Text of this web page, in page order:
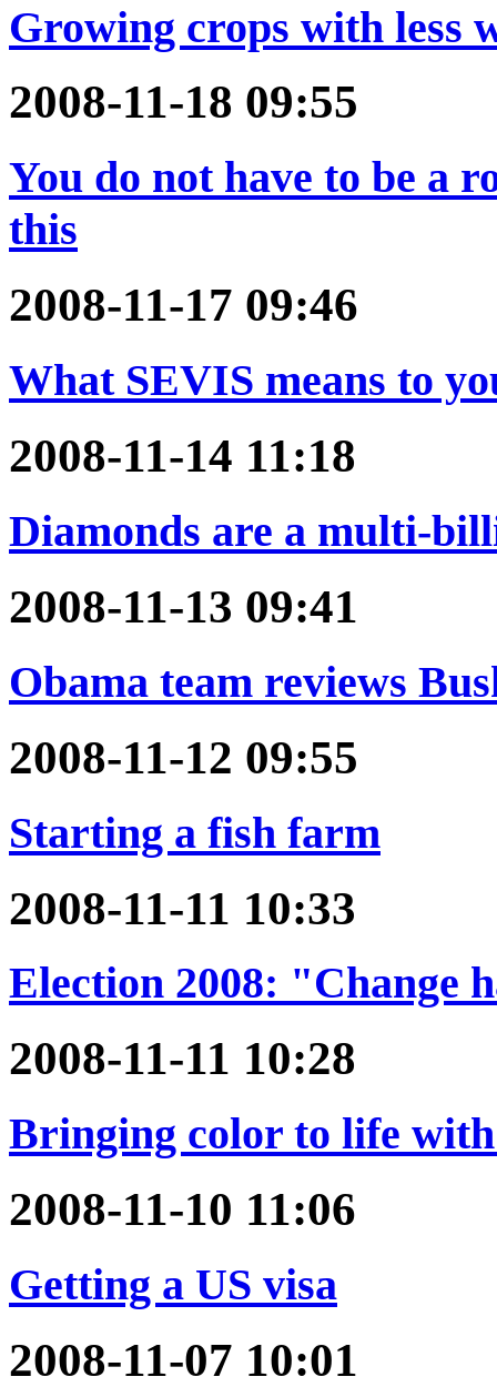
Growing crops with less
2008-11-18 09:55
You do not have to be a
this
2008-11-17 09:46
What SEVIS means to
2008-11-14 11:18
Diamonds are a multi-
2008-11-13 09:41
Obama team reviews
2008-11-12 09:55
Starting a fish farm
2008-11-11 10:33
Election 2008: "Change
2008-11-11 10:28
Bringing color to life
2008-11-10 11:06
Getting a US visa
2008-11-07 10:01